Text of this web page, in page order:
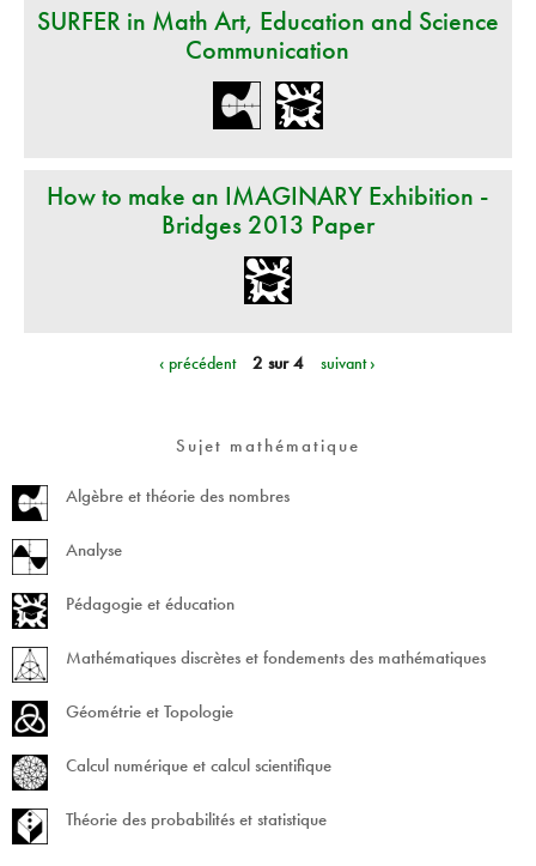
SURFER in Math Art, Education and Science
Communication
How to make an IMAGINARY Exhibition -
Bridges 2013 Paper
‹ précédent 2 sur 4 suivant ›
Sujet mathématique
Algèbre et théorie des nombres
Analyse
Pédagogie et éducation
Mathématiques discrètes et fondements des mathématiques
Géométrie et Topologie
Calcul numérique et calcul scientifique
Théorie des probabilités et statistique